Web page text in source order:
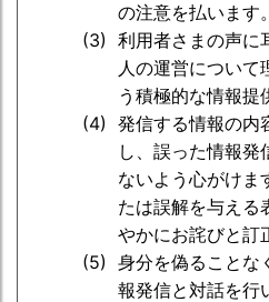
の注意を払います。
利用者さまの声に
人の運営について
う積極的な情報提
発信する情報の内
し、誤った情報発
ないよう心がけま
たは誤解を与える
やかにお詫びと訂
身分を偽ることな
報発信と対話を行